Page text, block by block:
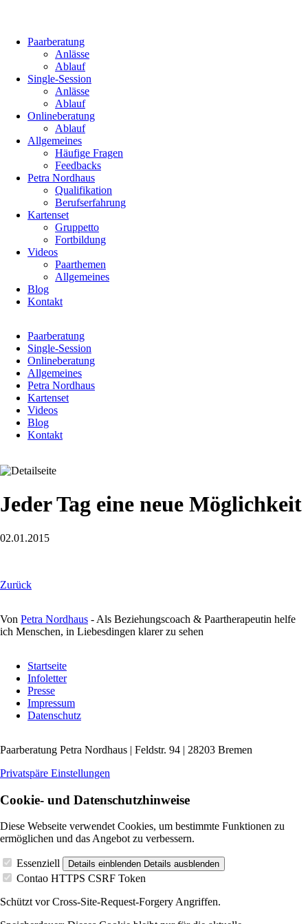
Paarberatung
Anlässe
Ablauf
Single-Session
Anlässe
Ablauf
Onlineberatung
Ablauf
Allgemeines
Häufige Fragen
Feedbacks
Petra Nordhaus
Qualifikation
Berufserfahrung
Kartenset
Gruppetto
Fortbildung
Videos
Paarthemen
Allgemeines
Blog
Kontakt
überspringenPaarberatung
Single-Session
Onlineberatung
Allgemeines
Petra Nordhaus
Kartenset
Videos
Blog
Kontakt
Jeder Tag eine neue Möglichkeit
02.01.2015
Zurück
Von Petra Nordhaus - Als Beziehungscoach & Paartherapeutin helfe
ich Menschen, in Liebesdingen klarer zu sehen
überspringen
Startseite
Infoletter
Presse
Impressum
Datenschutz
Paarberatung Petra Nordhaus | Feldstr. 94 | 28203 Bremen
Privatspäre Einstellungen
Cookie- und Datenschutzhinweise
Diese Webseite verwendet Cookies, um bestimmte Funktionen zu
ermöglichen und das Angebot zu verbessern.
Essenziell Details einblenden Details ausblenden
Contao HTTPS CSRF Token
Schützt vor Cross-Site-Request-Forgery Angriffen.